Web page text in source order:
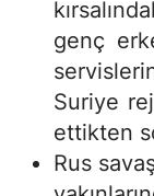
genç
Suriye
ettikten
Rus